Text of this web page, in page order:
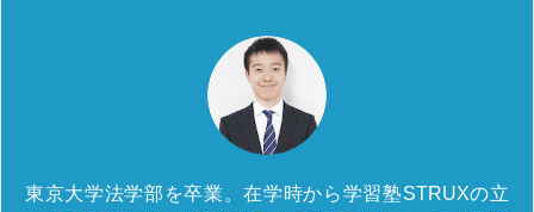
東京大学法学部を卒業。在学時から学習塾STRUXの立